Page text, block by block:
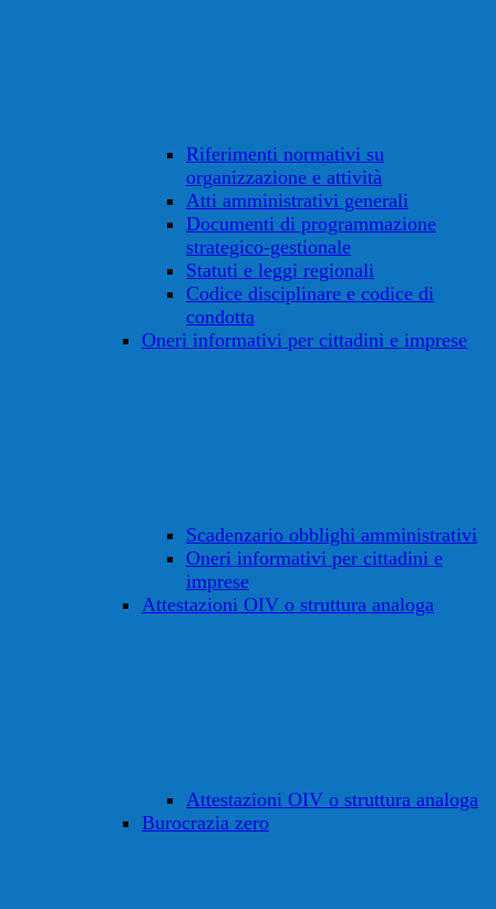
Riferimenti normativi su
organizzazione e attività
Atti amministrativi generali
Documenti di programmazione
strategico-gestionale
Statuti e leggi regionali
Codice disciplinare e codice di
condotta
Oneri informativi per cittadini e imprese
Scadenzario obblighi amministrativi
Oneri informativi per cittadini e
imprese
Attestazioni OIV o struttura analoga
Attestazioni OIV o struttura analoga
Burocrazia zero